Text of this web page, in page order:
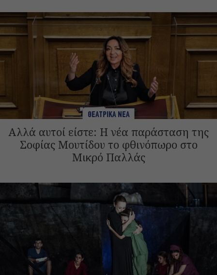
ΘΕΑΤΡΙΚΑ ΝΕΑ
Αλλά αυτοί είστε: Η νέα παράσταση της
Σοφίας Μουτίδου το φθινόπωρο στο
Μικρό Παλλάς